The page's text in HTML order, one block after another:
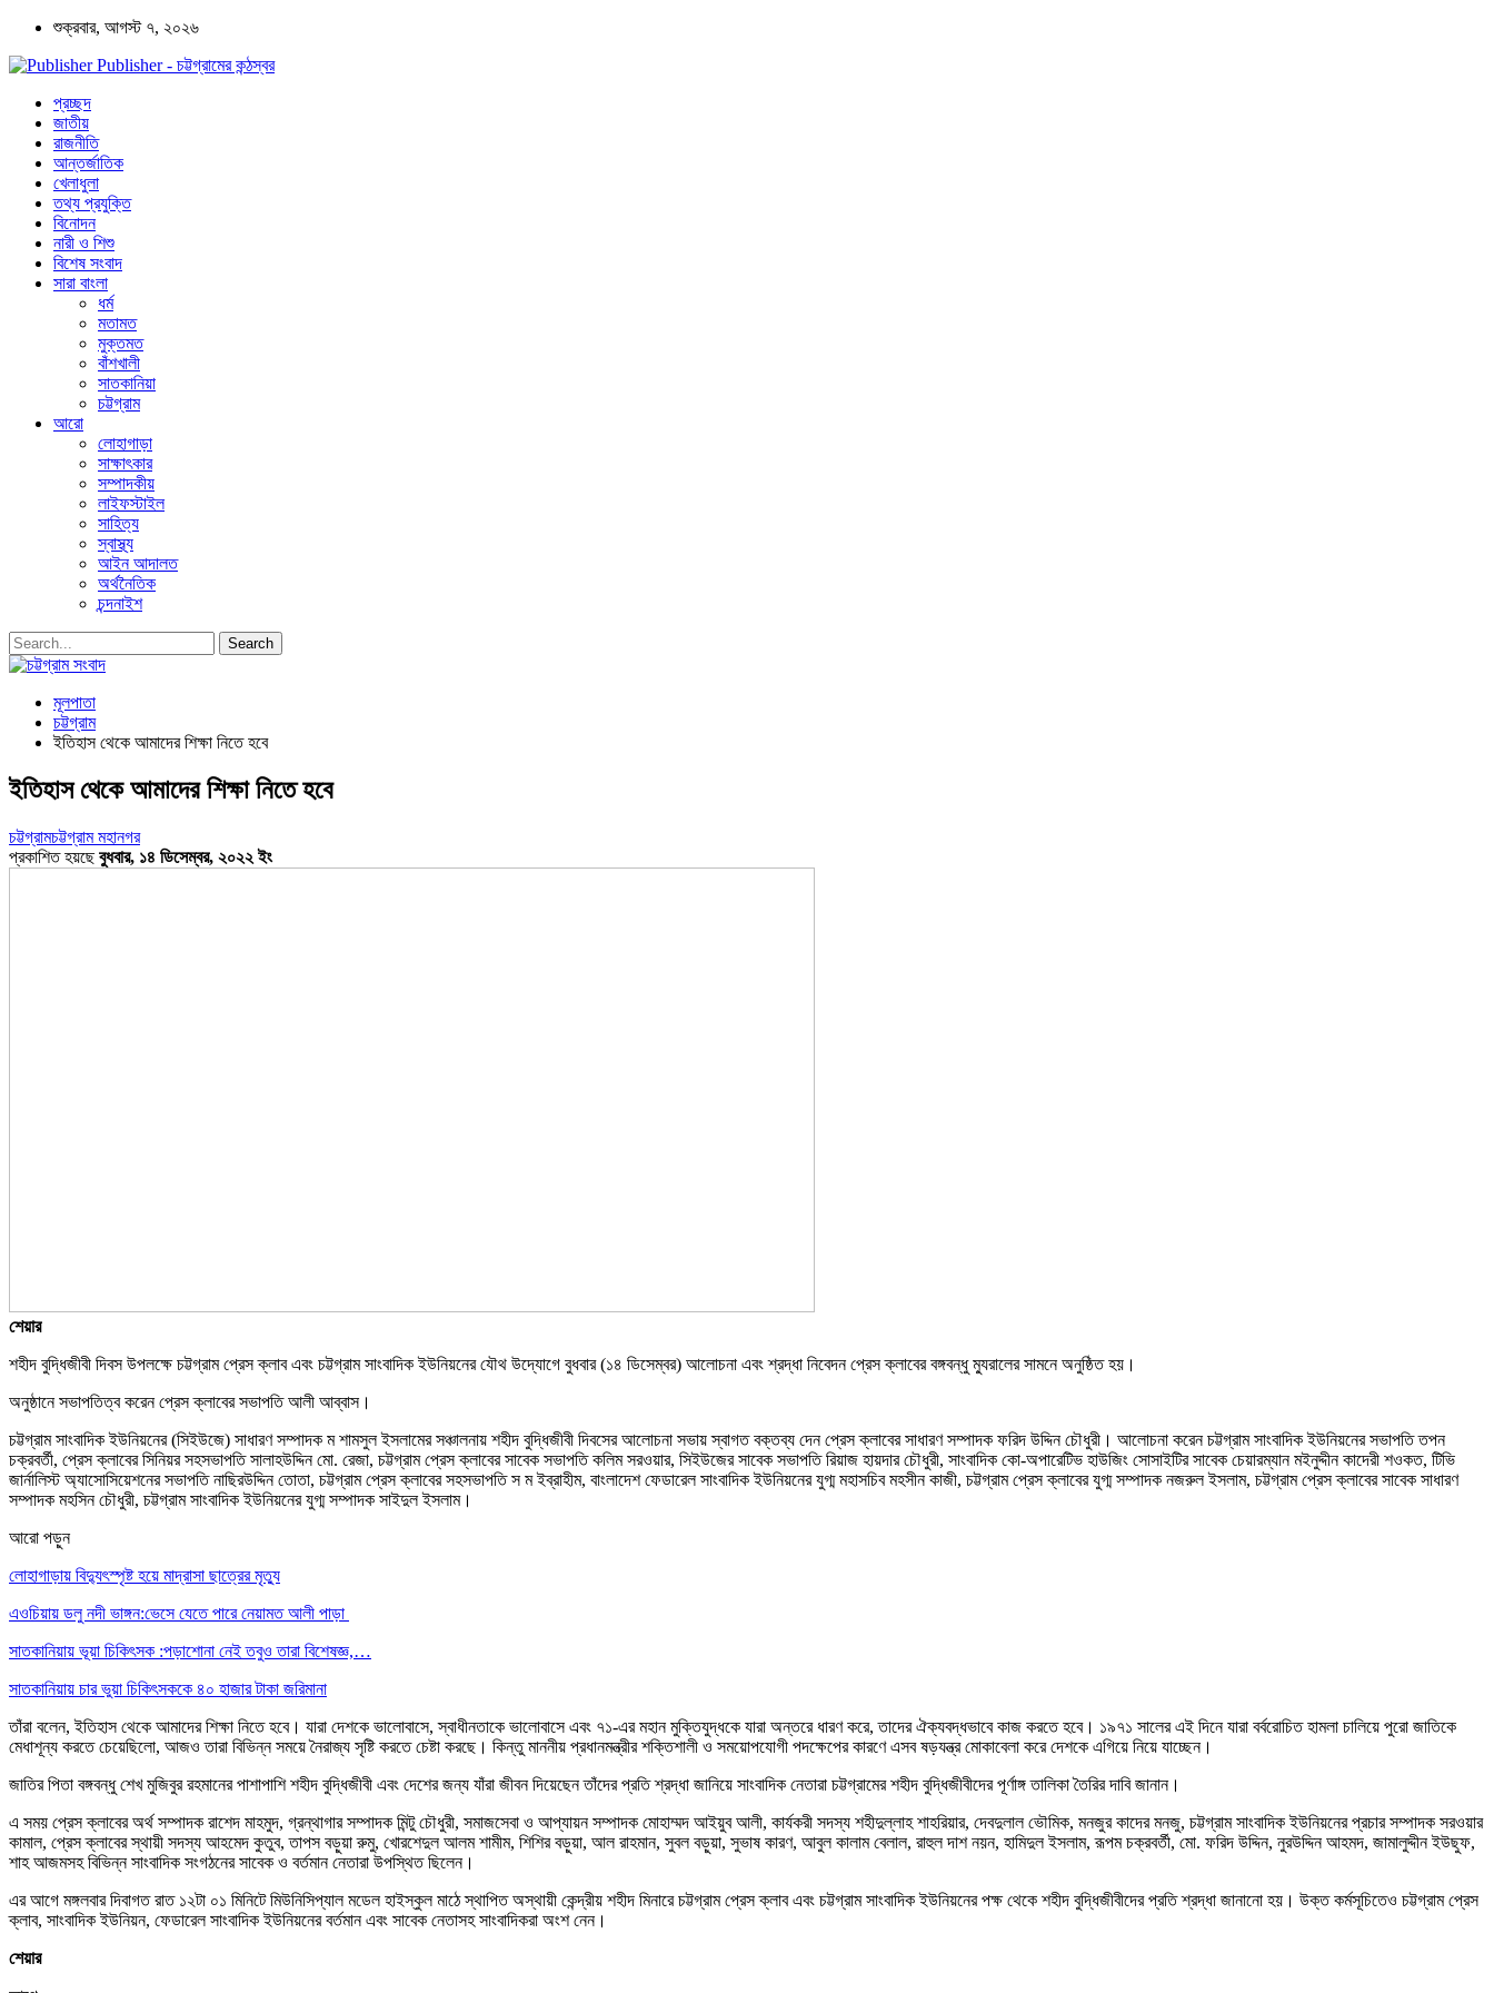
শুক্রবার, আগস্ট ৭, ২০২৬
Publisher - চট্টগ্রামের কন্ঠস্বর
প্রচ্ছদ
জাতীয়
রাজনীতি
আন্তর্জাতিক
খেলাধুলা
তথ্য প্রযুক্তি
বিনোদন
নারী ও শিশু
বিশেষ সংবাদ
সারা বাংলা
ধর্ম
মতামত
মুক্তমত
বাঁশখালী
সাতকানিয়া
চট্টগ্রাম
আরো
লোহাগাড়া
সাক্ষাৎকার
সম্পাদকীয়
লাইফস্টাইল
সাহিত্য
স্বাস্থ্য
আইন আদালত
অর্থনৈতিক
চন্দনাইশ
মূলপাতা
চট্টগ্রাম
ইতিহাস থেকে আমাদের শিক্ষা নিতে হবে
ইতিহাস থেকে আমাদের শিক্ষা নিতে হবে
চট্টগ্রামচট্টগ্রাম মহানগর
প্রকাশিত হয়ছেবুধবার, ১৪ ডিসেম্বর, ২০২২ ইং
শেয়ার
শহীদ বুদ্ধিজীবী দিবস উপলক্ষে চট্টগ্রাম প্রেস ক্লাব এবং চট্টগ্রাম সাংবাদিক ইউনিয়নের যৌথ উদ্যোগে বুধবার (১৪ ডিসেম্বর) আলোচনা এবং শ্রদ্ধা নিবেদন প্রেস ক্লাবের বঙ্গবন্ধু ম্যুরালের সামনে অনুষ্ঠিত হয়।
অনুষ্ঠানে সভাপতিত্ব করেন প্রেস ক্লাবের সভাপতি আলী আব্বাস।
চট্টগ্রাম সাংবাদিক ইউনিয়নের (সিইউজে) সাধারণ সম্পাদক ম শামসুল ইসলামের সঞ্চালনায় শহীদ বুদ্ধিজীবী দিবসের আলোচনা সভায় স্বাগত বক্তব্য দেন প্রেস ক্লাবের সাধারণ সম্পাদক ফরিদ উদ্দিন চৌধুরী। আলোচনা করেন চট্টগ্রাম সাংবাদিক ইউনিয়নের সভাপতি তপন
চক্রবর্তী, প্রেস ক্লাবের সিনিয়র সহসভাপতি সালাহউদ্দিন মো. রেজা, চট্টগ্রাম প্রেস ক্লাবের সাবেক সভাপতি কলিম সরওয়ার, সিইউজের সাবেক সভাপতি রিয়াজ হায়দার চৌধুরী, সাংবাদিক কো-অপারেটিভ হাউজিং সোসাইটির সাবেক চেয়ারম্যান মইনুদ্দীন কাদেরী শওকত, টিভি
জার্নালিস্ট অ্যাসোসিয়েশনের সভাপতি নাছিরউদ্দিন তোতা, চট্টগ্রাম প্রেস ক্লাবের সহসভাপতি স ম ইব্রাহীম, বাংলাদেশ ফেডারেল সাংবাদিক ইউনিয়নের যুগ্ম মহাসচিব মহসীন কাজী, চট্টগ্রাম প্রেস ক্লাবের যুগ্ম সম্পাদক নজরুল ইসলাম, চট্টগ্রাম প্রেস ক্লাবের সাবেক সাধারণ
সম্পাদক মহসিন চৌধুরী, চট্টগ্রাম সাংবাদিক ইউনিয়নের যুগ্ম সম্পাদক সাইদুল ইসলাম।
আরো পড়ুন
লোহাগাড়ায় বিদ্যুৎস্পৃষ্ট হয়ে মাদ্রাসা ছাত্রের মৃত্যু
এওচিয়ায় ডলু নদী ভাঙ্গন:ভেসে যেতে পারে নেয়ামত আলী পাড়া
সাতকানিয়ায় ভূয়া চিকিৎসক :পড়াশোনা নেই তবুও তারা বিশেষজ্ঞ,…
সাতকানিয়ায় চার ভুয়া চিকিৎসককে ৪০ হাজার টাকা জরিমানা
তাঁরা বলেন, ইতিহাস থেকে আমাদের শিক্ষা নিতে হবে। যারা দেশকে ভালোবাসে, স্বাধীনতাকে ভালোবাসে এবং ৭১-এর মহান মুক্তিযুদ্ধকে যারা অন্তরে ধারণ করে, তাদের ঐক্যবদ্ধভাবে কাজ করতে হবে। ১৯৭১ সালের এই দিনে যারা বর্বরোচিত হামলা চালিয়ে পুরো জাতিকে
মেধাশূন্য করতে চেয়েছিলো, আজও তারা বিভিন্ন সময়ে নৈরাজ্য সৃষ্টি করতে চেষ্টা করছে। কিন্তু মাননীয় প্রধানমন্ত্রীর শক্তিশালী ও সময়োপযোগী পদক্ষেপের কারণে এসব ষড়যন্ত্র মোকাবেলা করে দেশকে এগিয়ে নিয়ে যাচ্ছেন।
জাতির পিতা বঙ্গবন্ধু শেখ মুজিবুর রহমানের পাশাপাশি শহীদ বুদ্ধিজীবী এবং দেশের জন্য যাঁরা জীবন দিয়েছেন তাঁদের প্রতি শ্রদ্ধা জানিয়ে সাংবাদিক নেতারা চট্টগ্রামের শহীদ বুদ্ধিজীবীদের পূর্ণাঙ্গ তালিকা তৈরির দাবি জানান।
এ সময় প্রেস ক্লাবের অর্থ সম্পাদক রাশেদ মাহমুদ, গ্রন্থাগার সম্পাদক মিন্টু চৌধুরী, সমাজসেবা ও আপ্যায়ন সম্পাদক মোহাম্মদ আইয়ুব আলী, কার্যকরী সদস্য শহীদুল্লাহ শাহরিয়ার, দেবদুলাল ভৌমিক, মনজুর কাদের মনজু, চট্টগ্রাম সাংবাদিক ইউনিয়নের প্রচার সম্পাদক সরওয়ার
কামাল, প্রেস ক্লাবের স্থায়ী সদস্য আহমেদ কুতুব, তাপস বড়ুয়া রুমু, খোরশেদুল আলম শামীম, শিশির বড়ুয়া, আল রাহমান, সুবল বড়ুয়া, সুভাষ কারণ, আবুল কালাম বেলাল, রাহুল দাশ নয়ন, হামিদুল ইসলাম, রূপম চক্রবর্তী, মো. ফরিদ উদ্দিন, নুরউদ্দিন আহমদ, জামালুদ্দীন ইউছুফ,
শাহ আজমসহ বিভিন্ন সাংবাদিক সংগঠনের সাবেক ও বর্তমান নেতারা উপস্থিত ছিলেন।
এর আগে মঙ্গলবার দিবাগত রাত ১২টা ০১ মিনিটে মিউনিসিপ্যাল মডেল হাইস্কুল মাঠে স্থাপিত অস্থায়ী কেন্দ্রীয় শহীদ মিনারে চট্টগ্রাম প্রেস ক্লাব এবং চট্টগ্রাম সাংবাদিক ইউনিয়নের পক্ষ থেকে শহীদ বুদ্ধিজীবীদের প্রতি শ্রদ্ধা জানানো হয়। উক্ত কর্মসূচিতেও চট্টগ্রাম প্রেস
ক্লাব, সাংবাদিক ইউনিয়ন, ফেডারেল সাংবাদিক ইউনিয়নের বর্তমান এবং সাবেক নেতাসহ সাংবাদিকরা অংশ নেন।
শেয়ার